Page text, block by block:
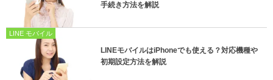
手続き方法を解説
LINE モバイル
LINEモバイルはiPhoneでも使える？対応機種や
初期設定方法を解説